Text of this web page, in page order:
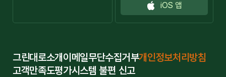
iOS 앱
그린대로소개 이메일무단수집거부개인정보처리방침
고객만족도평가시스템 불편 신고